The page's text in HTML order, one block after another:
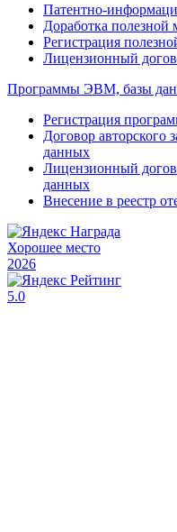
Патентно-
Доработка полезной
Регистрация
Лицензионный
Программы ЭВМ, базы
Регистрация
Договор авторского
данных
Лицензионный
данных
Внесение в реестр
Хорошее место
2026
5.0